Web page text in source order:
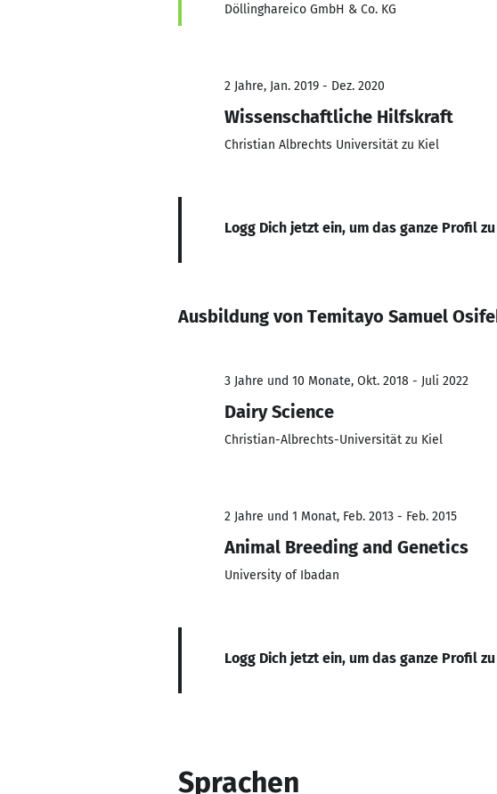
Döllinghareico GmbH & Co. KG
2 Jahre, Jan. 2019 - Dez. 2020
Wissenschaftliche Hilfskraft
Christian Albrechts Universität zu Kiel
Logg Dich jetzt ein, um das ganze Profil
Ausbildung von Temitayo Samuel
3 Jahre und 10 Monate, Okt. 2018 - Juli 2022
Dairy Science
Christian-Albrechts-Universität zu Kiel
2 Jahre und 1 Monat, Feb. 2013 - Feb. 2015
Animal Breeding and Genetics
University of Ibadan
Logg Dich jetzt ein, um das ganze Profil
Sprachen